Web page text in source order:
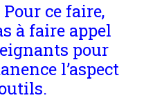
ce faire,
à faire appel
pour
l’aspect